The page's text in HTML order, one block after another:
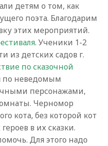
детям о том, как
поэта. Благодарим
этих мероприятий.
. Ученики 1-2
из детских садов г.
по сказочной
по неведомым
персонажами,
Черномор
кота, без которой кот
в их сказки.
Для этого надо